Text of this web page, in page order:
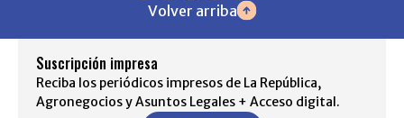
Volver arriba
Suscripción impresa
Reciba los periódicos impresos de La República,
Agronegocios y Asuntos Legales + Acceso digital.